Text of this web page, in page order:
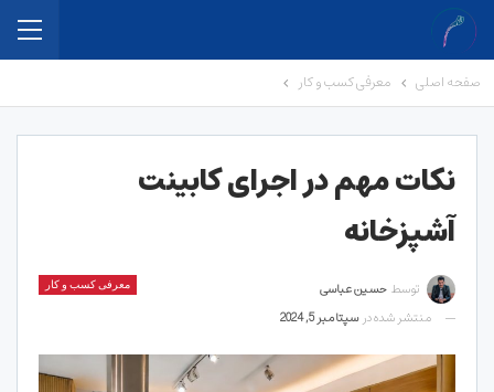
صفحه اصلی معرفی کسب و کار
نکات مهم در اجرای کابینت
آشپزخانه
معرفی کسب و کار توسط حسین عباسی
منتشر شده در سپتامبر 5, 2024